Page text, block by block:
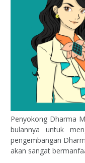
Penyokong Dharma
bulannya untuk
pengembangan
akan sangat